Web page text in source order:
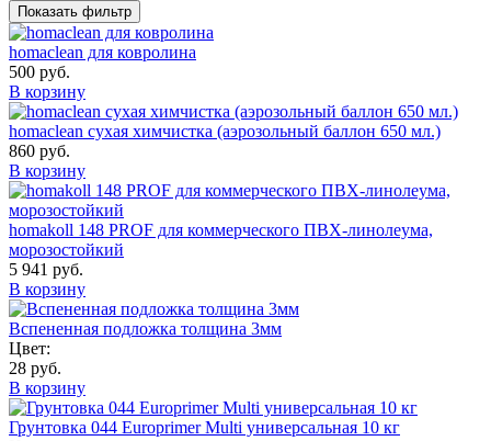
Показать фильтр
homaclean для ковролина
500 руб.
В корзину
homaclean сухая химчистка (аэрозольный баллон 650 мл.)
860 руб.
В корзину
homakoll 148 PROF для коммерческого ПВХ-линолеума,
морозостойкий
5 941 руб.
В корзину
Вспененная подложка толщина 3мм
Цвет:
28 руб.
В корзину
Грунтовка 044 Europrimer Multi универсальная 10 кг